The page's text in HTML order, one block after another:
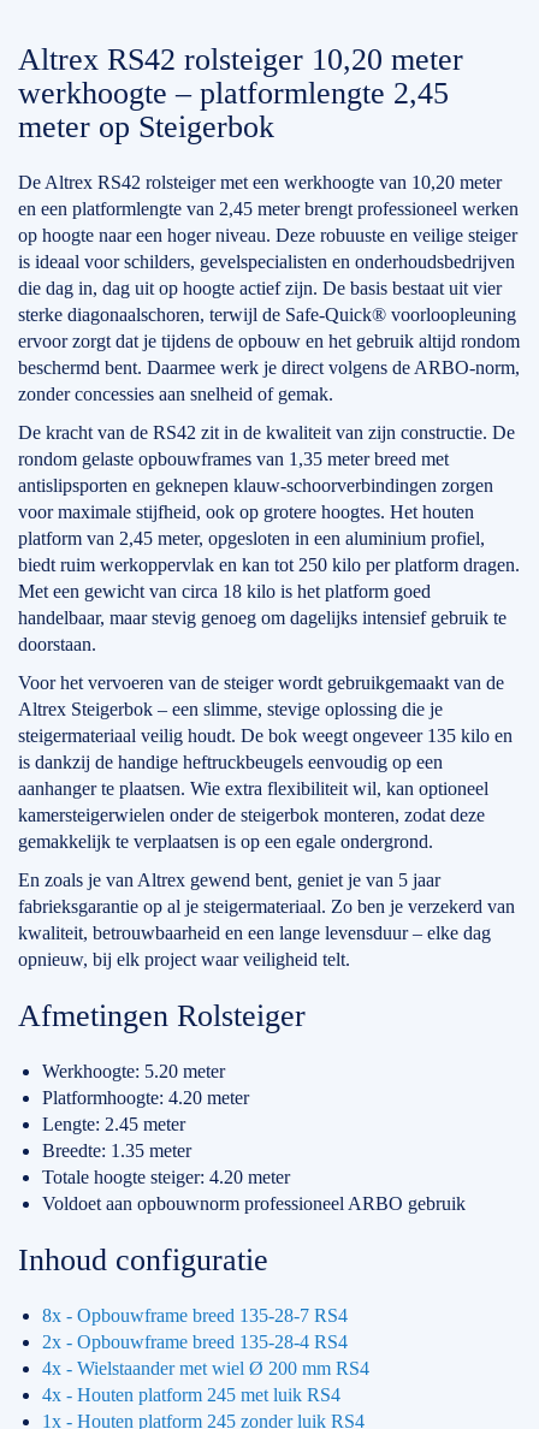
Altrex RS42 rolsteiger 10,20 meter
werkhoogte – platformlengte 2,45
meter op Steigerbok
De Altrex RS42 rolsteiger met een werkhoogte van 10,20 meter
en een platformlengte van 2,45 meter brengt professioneel werken
op hoogte naar een hoger niveau. Deze robuuste en veilige steiger
is ideaal voor schilders, gevelspecialisten en onderhoudsbedrijven
die dag in, dag uit op hoogte actief zijn. De basis bestaat uit vier
sterke diagonaalschoren, terwijl de Safe-Quick® voorloopleuning
ervoor zorgt dat je tijdens de opbouw en het gebruik altijd rondom
beschermd bent. Daarmee werk je direct volgens de ARBO-norm,
zonder concessies aan snelheid of gemak.
De kracht van de RS42 zit in de kwaliteit van zijn constructie. De
rondom gelaste opbouwframes van 1,35 meter breed met
antislipsporten en geknepen klauw-schoorverbindingen zorgen
voor maximale stijfheid, ook op grotere hoogtes. Het houten
platform van 2,45 meter, opgesloten in een aluminium profiel,
biedt ruim werkoppervlak en kan tot 250 kilo per platform dragen.
Met een gewicht van circa 18 kilo is het platform goed
handelbaar, maar stevig genoeg om dagelijks intensief gebruik te
doorstaan.
Voor het vervoeren van de steiger wordt gebruikgemaakt van de
Altrex Steigerbok – een slimme, stevige oplossing die je
steigermateriaal veilig houdt. De bok weegt ongeveer 135 kilo en
is dankzij de handige heftruckbeugels eenvoudig op een
aanhanger te plaatsen. Wie extra flexibiliteit wil, kan optioneel
kamersteigerwielen onder de steigerbok monteren, zodat deze
gemakkelijk te verplaatsen is op een egale ondergrond.
En zoals je van Altrex gewend bent, geniet je van 5 jaar
fabrieksgarantie op al je steigermateriaal. Zo ben je verzekerd van
kwaliteit, betrouwbaarheid en een lange levensduur – elke dag
opnieuw, bij elk project waar veiligheid telt.
Afmetingen Rolsteiger
Werkhoogte: 5.20 meter
Platformhoogte: 4.20 meter
Lengte: 2.45 meter
Breedte: 1.35 meter
Totale hoogte steiger: 4.20 meter
Voldoet aan opbouwnorm professioneel ARBO gebruik
Inhoud configuratie
8x - Opbouwframe breed 135-28-7 RS4
2x - Opbouwframe breed 135-28-4 RS4
4x - Wielstaander met wiel Ø 200 mm RS4
4x - Houten platform 245 met luik RS4
1x - Houten platform 245 zonder luik RS4